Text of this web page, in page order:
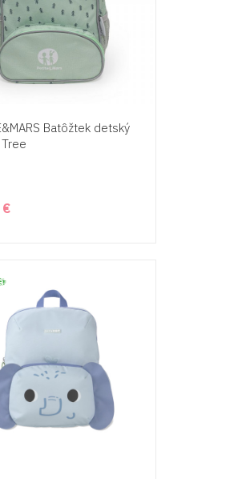
Batôžtek detský